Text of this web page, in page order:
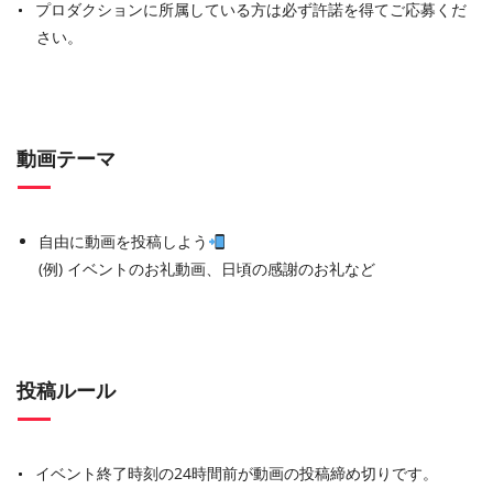
プロダクションに所属している方は必ず許諾を得てご応募くだ
さい。
動画テーマ
自由に動画を投稿しよう
(例) イベントのお礼動画、日頃の感謝のお礼など
投稿ルール
イベント終了時刻の24時間前が動画の投稿締め切りです。